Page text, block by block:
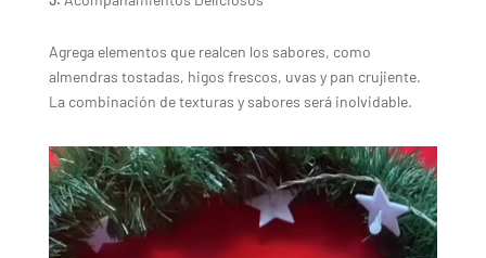
Agrega elementos que realcen los sabores, como
almendras tostadas, higos frescos, uvas y pan crujiente.
La combinación de texturas y sabores será inolvidable.